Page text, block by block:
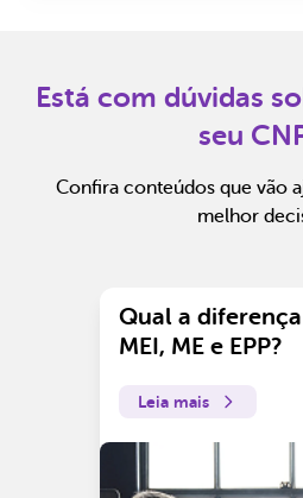
Está com dúvidas
seu
Confira conteúdos que vão
melhor
Qual a
MEI, ME e EPP?
Leia mais